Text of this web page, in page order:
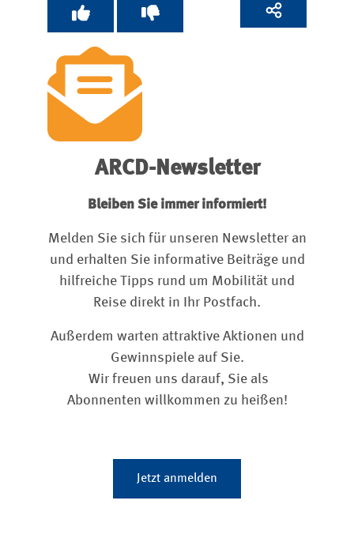
ARCD-Newsletter
Bleiben Sie immer informiert!
Melden Sie sich für unseren Newsletter an
und erhalten Sie informative Beiträge und
hilfreiche Tipps rund um Mobilität und
Reise direkt in Ihr Postfach.
Außerdem warten attraktive Aktionen und
Gewinnspiele auf Sie.
Wir freuen uns darauf, Sie als
Abonnenten willkommen zu heißen!
Jetzt anmelden